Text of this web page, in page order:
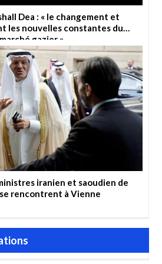
Dea : « le changement et
les nouvelles constantes du
marché gazier »
iranien et saoudien de
se rencontrent à Vienne